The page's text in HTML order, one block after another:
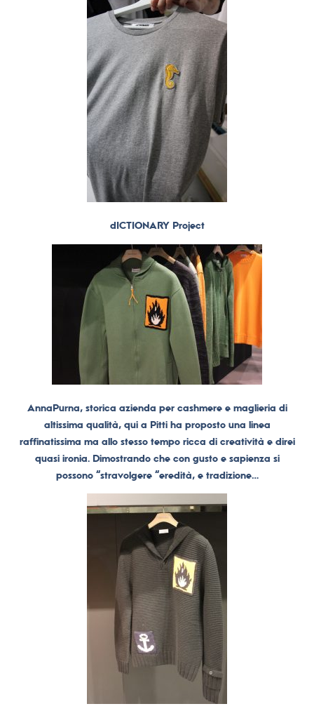
dICTIONARY Project
AnnaPurna, storica azienda per cashmere e maglieria di
altissima qualità, qui a Pitti ha proposto una linea
raffinatissima ma allo stesso tempo ricca di creatività e direi
quasi ironia. Dimostrando che con gusto e sapienza si
possono “stravolgere “eredità, e tradizione…